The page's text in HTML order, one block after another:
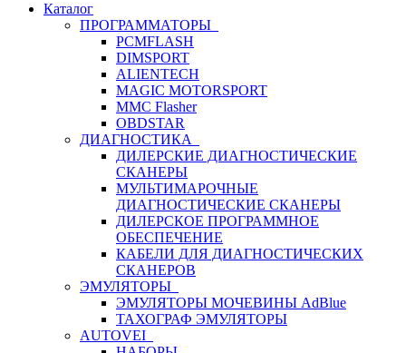
Каталог
ПРОГРАММАТОРЫ
PCMFLASH
DIMSPORT
ALIENTECH
MAGIC MOTORSPORT
MMC Flasher
OBDSTAR
ДИАГНОСТИКА
ДИЛЕРСКИЕ ДИАГНОСТИЧЕСКИЕ
СКАНЕРЫ
МУЛЬТИМАРОЧНЫЕ
ДИАГНОСТИЧЕСКИЕ СКАНЕРЫ
ДИЛЕРСКОЕ ПРОГРАММНОЕ
ОБЕСПЕЧЕНИЕ
КАБЕЛИ ДЛЯ ДИАГНОСТИЧЕСКИХ
СКАНЕРОВ
ЭМУЛЯТОРЫ
ЭМУЛЯТОРЫ МОЧЕВИНЫ АdBlue
ТАХОГРАФ ЭМУЛЯТОРЫ
AUTOVEI